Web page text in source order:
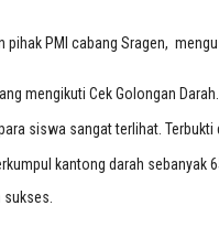
PMI cabang Sragen,
mengikuti Cek Golongan
siswa sangat terlihat.
kantong darah sebanyak